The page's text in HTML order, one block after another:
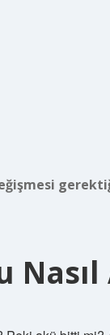
Nasıl